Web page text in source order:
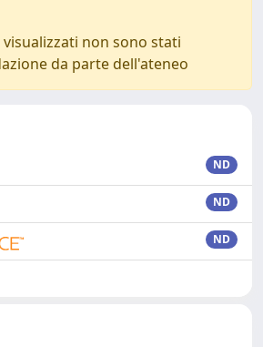
non sono stati
da parte dell'ateneo
ND
ND
ND